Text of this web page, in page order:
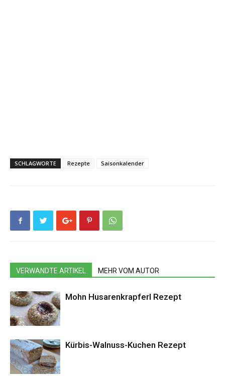
SCHLAGWORTE Rezepte Saisonkalender
VERWANDTE ARTIKEL MEHR VOM AUTOR
Mohn Husarenkrapferl Rezept
Kürbis-Walnuss-Kuchen Rezept